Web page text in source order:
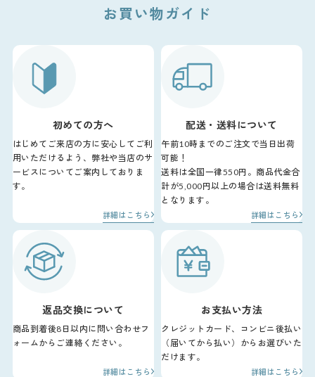
お買い物ガイド
初めての方へ
はじめてご来店の方に安心してご利
用いただけるよう、弊社や当店のサ
ービスについてご案内しておりま
す。
詳細はこちら
配送・送料について
午前10時までのご注文で当日出荷
可能！
送料は全国一律550円。商品代金合
計が5,000円以上の場合は送料無料
となります。
詳細はこちら
返品交換について
商品到着後8日以内に問い合わせフ
ォームからご連絡ください。
詳細はこちら
お支払い方法
クレジットカード、コンビニ後払い
（届いてから払い）からお選びいた
だけます。
詳細はこちら